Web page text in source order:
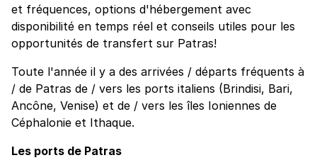
et fréquences, options d'hébergement avec
disponibilité en temps réel et conseils utiles pour les
opportunités de transfert sur Patras!
Toute l'année il y a des arrivées / départs fréquents à
/ de Patras de / vers les ports italiens (Brindisi, Bari,
Ancône, Venise) et de / vers les îles Ioniennes de
Céphalonie et Ithaque.
Les ports de Patras